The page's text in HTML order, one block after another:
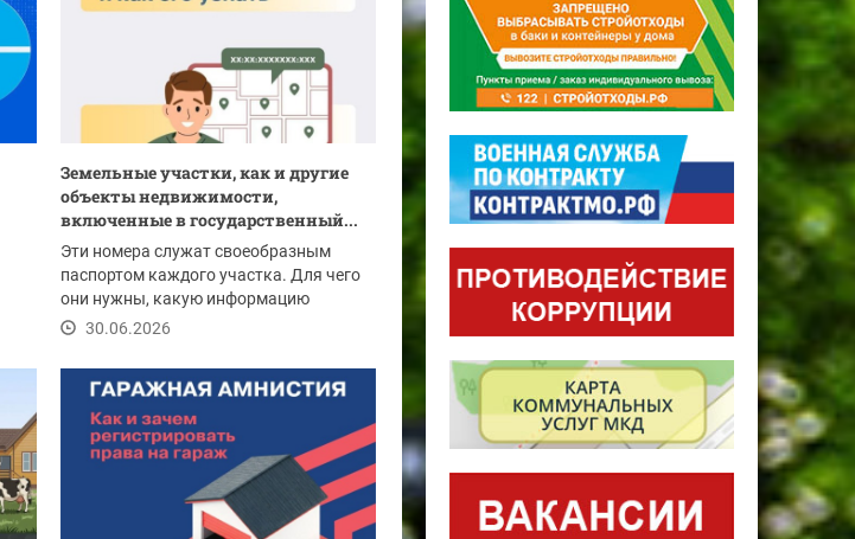
Земельные участки, как и другие
объекты недвижимости,
включенные в государственный...
Эти номера служат своеобразным
паспортом каждого участка. Для чего
они нужны, какую информацию
содержат и как...
30.06.2026